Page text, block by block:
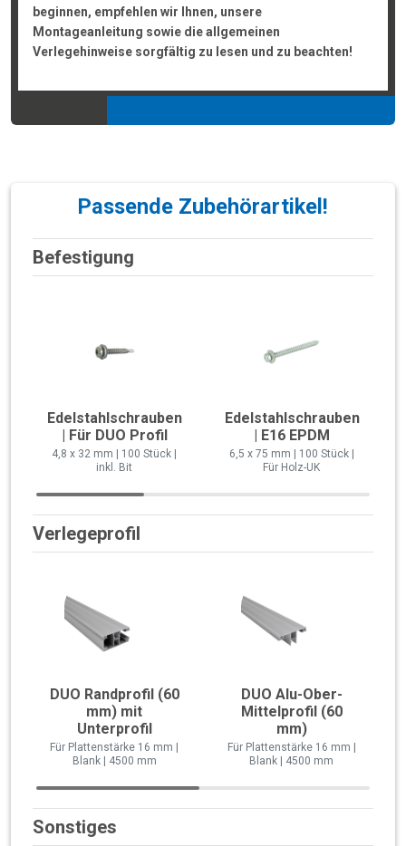
beginnen, empfehlen wir Ihnen, unsere
Montageanleitung sowie die allgemeinen
Verlegehinweise sorgfältig zu lesen und zu beachten!
Passende Zubehörartikel!
Befestigung
Edelstahlschrauben
| Für DUO Profil
4,8 x 32 mm | 100 Stück |
inkl. Bit
Edelstahlschrauben
| E16 EPDM
6,5 x 75 mm | 100 Stück |
Für Holz-UK
Verlegeprofil
DUO Randprofil (60
mm) mit
Unterprofil
Für Plattenstärke 16 mm |
Blank | 4500 mm
DUO Alu-Ober-
Mittelprofil (60
mm)
Für Plattenstärke 16 mm |
Blank | 4500 mm
Sonstiges